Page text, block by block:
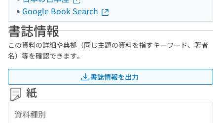
Google Book Search
書誌情報
この資料の詳細や典拠（同じ主題の資料を指すキーワード、著者
名）等を確認できます。
書誌情報を出力
紙
資料種別